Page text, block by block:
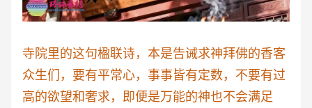
寺院里的这句楹联诗，本是告诫求神拜佛的香客
众生们，要有平常心，事事皆有定数，不要有过
高的欲望和奢求，即便是万能的神也不会满足